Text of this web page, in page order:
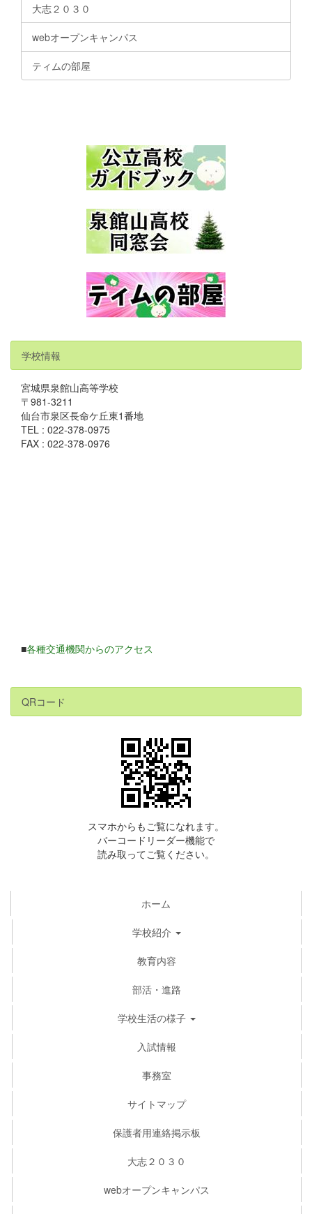
大志２０３０
webオープンキャンパス
ティムの部屋
学校情報
宮城県泉館山高等学校
〒981-3211
仙台市泉区長命ケ丘東1番地
TEL : 022-378-0975
FAX : 022-378-0976
■各種交通機関からのアクセス
QRコード
スマホからもご覧になれます。
バーコードリーダー機能で
読み取ってご覧ください。
ホーム
学校紹介
教育内容
部活・進路
学校生活の様子
入試情報
事務室
サイトマップ
保護者用連絡掲示板
大志２０３０
webオープンキャンパス